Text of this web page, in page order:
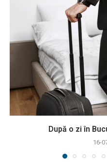
După o zi în
16-